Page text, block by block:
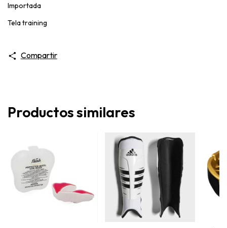
Importada
Tela training
Compartir
Productos similares